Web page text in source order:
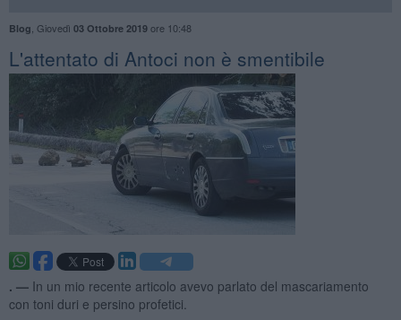
Blog Giovedì 03 Ottobre 2019ore 10:48
L'attentato di Antoci non è smentibile
. — In un mio recente articolo avevo parlato del mascariamento
con toni duri e persino profetici.